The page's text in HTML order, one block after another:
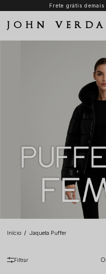
Frete grátis
JOHN
Início Jaqueta Puffer